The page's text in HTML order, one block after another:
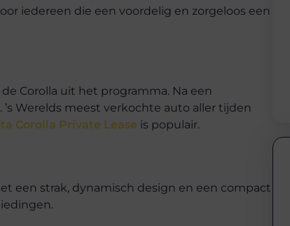
iedereen die een voordelig en zorgeloos een
Corolla uit het programma. Na een
Werelds meest verkochte auto aller tijden
Corolla Private Lease is populair.
een strak, dynamisch design en een compact